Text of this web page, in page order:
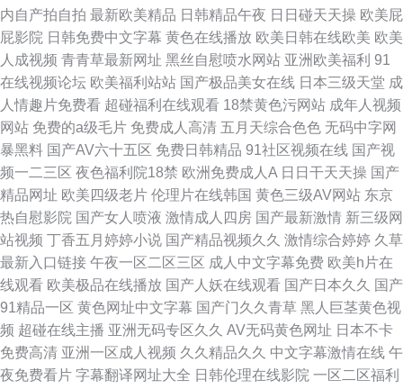
内自产拍自拍 最新欧美精品 日韩精品午夜 日日碰天天操 欧美屁
屁影院 日韩免费中文字幕 黄色在线播放 欧美日韩在线欧美 欧美
人成视频 青青草最新网址 黑丝自慰喷水网站 亚洲欧美福利 91
在线视频论坛 欧美福利站站 国产极品美女在线 日本三级天堂 成
人情趣片免费看 超碰福利在线观看 18禁黄色污网站 成年人视频
网站 免费的a级毛片 免费成人高清 五月天综合色色 无码中字网
暴黑料 国产AV六十五区 免费日韩精品 91社区视频在线 国产视
频一二三区 夜色福利院18禁 欧洲免费成人A 日日干天天操 国产
精品网址 欧美四级老片 伦理片在线韩国 黄色三级AV网站 东京
热自慰影院 国产女人喷液 激情成人四房 国产最新激情 新三级网
站视频 丁香五月婷婷小说 国产精品视频久久 激情综合婷婷 久草
最新入口链接 午夜一区二区三区 成人中文字幕免费 欧美h片在
线观看 欧美极品在线播放 国产人妖在线观看 国产日本久久 国产
91精品一区 黄色网址中文字幕 国产门久久青草 黑人巨茎黄色视
频 超碰在线主播 亚洲无码专区久久 AV无码黄色网址 日本不卡
免费高清 亚洲一区成人视频 久久精品久久 中文字幕激情在线 午
夜免费看片 字幕翻译网址大全 日韩伦理在线影院 一区二区福利